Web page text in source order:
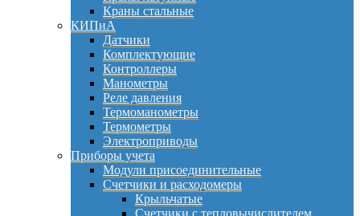
Краны стальные
КИПиА
Датчики
Комплектующие
Контроллеры
Манометры
Реле давления
Термоманометры
Термометры
Электроприводы
Приборы учета
Модули присоединительные
Счетчики и расходомеры
Крыльчатые
Счетчики с тепловычислителем